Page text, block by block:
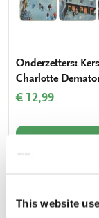
This website
Onderzetters:
Charlotte
€ 12,99